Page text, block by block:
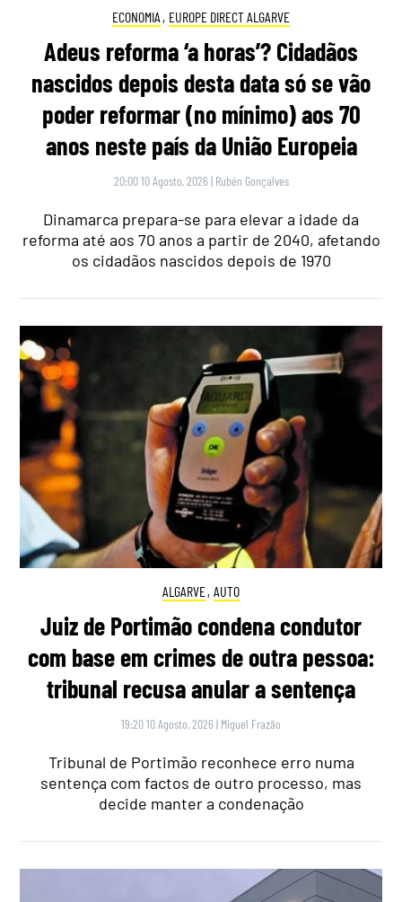
ECONOMIA , EUROPE DIRECT ALGARVE
Adeus reforma ‘a horas’? Cidadãos
nascidos depois desta data só se vão
poder reformar (no mínimo) aos 70
anos neste país da União Europeia
20:00 10 Agosto, 2026 | Rubén Gonçalves
Dinamarca prepara-se para elevar a idade da
reforma até aos 70 anos a partir de 2040, afetando
os cidadãos nascidos depois de 1970
ALGARVE, AUTO
Juiz de Portimão condena condutor
com base em crimes de outra pessoa:
tribunal recusa anular a sentença
19:20 10 Agosto, 2026 | Miguel Frazão
Tribunal de Portimão reconhece erro numa
sentença com factos de outro processo, mas
decide manter a condenação